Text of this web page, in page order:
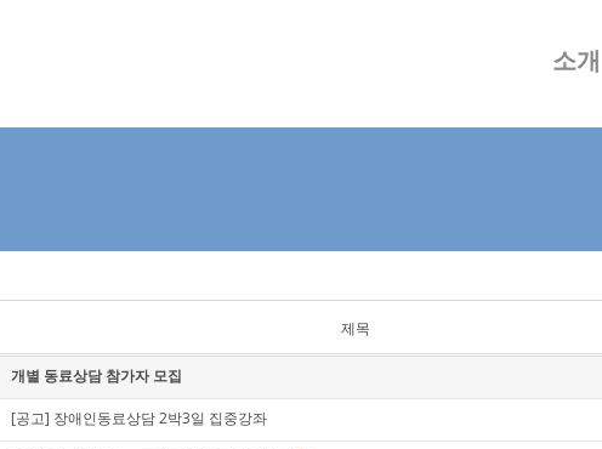
소개
제목
개별 동료상담 참가자 모집
[공고] 장애인동료상담 2박3일 집중강좌